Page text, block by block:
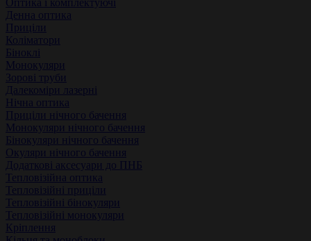
Оптика і комплектуючі
Денна оптика
Приціли
Коліматори
Біноклі
Монокуляри
Зорові труби
Далекоміри лазерні
Нічна оптика
Приціли нічного бачення
Монокуляри нічного бачення
Бінокуляри нічного бачення
Окуляри нічного бачення
Додаткові аксесуари до ПНБ
Тепловізійна оптика
Тепловізійні приціли
Тепловізійні бінокуляри
Тепловізійні монокуляри
Кріплення